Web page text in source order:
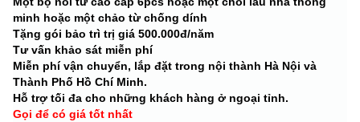
minh hoặc một chảo từ chống dính
Tặng gói bảo trì trị giá 500.000đ/năm
Tư vấn khảo sát miễn phí
Miễn phí vận chuyển, lắp đặt trong nội thành Hà Nội và
Thành Phố Hồ Chí Minh.
Hỗ trợ tối đa cho những khách hàng ở ngoại tỉnh.
Gọi để có giá tốt nhất